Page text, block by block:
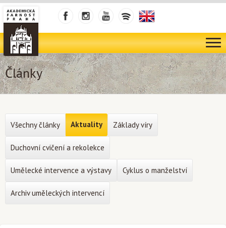
Články
Všechny články Aktuality Základy víry
Duchovní cvičení a rekolekce
Umělecké intervence a výstavy Cyklus o manželství
Archiv uměleckých intervencí